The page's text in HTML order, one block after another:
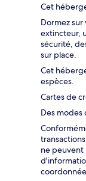
Cet
Dormez
extincteur,
sécurité,
sur place.
Cet
espèces.
Cartes de
Des modes
ne peuvent